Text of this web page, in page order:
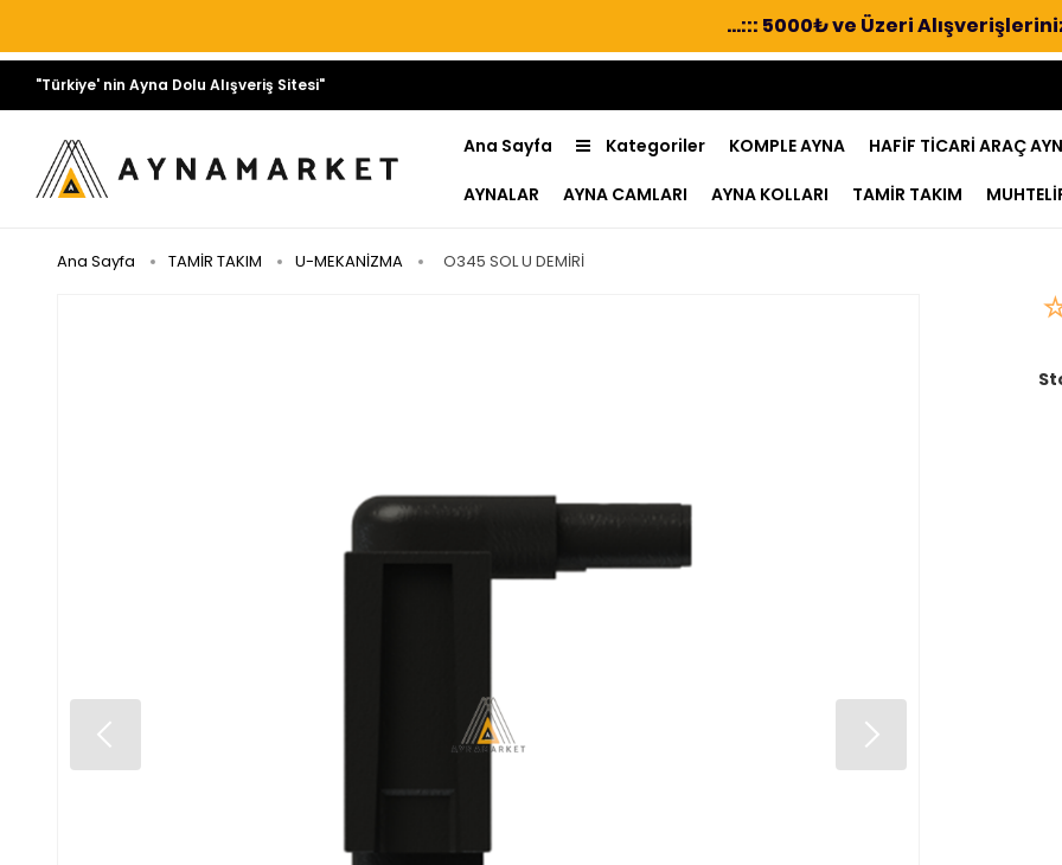
...::: 5000₺ ve Üzeri Alışverişlerinizde
"Türkiye' nin Ayna Dolu Alışveriş Sitesi"
Ana Sayfa Kategoriler KOMPLE AYNA HAFİF TİCARİ ARAÇ
AYNALAR AYNA CAMLARI AYNA KOLLARI TAMİR TAKIM
Ana Sayfa TAMİR TAKIM U-MEKANİZMA O345 SOL U DEMİRİ